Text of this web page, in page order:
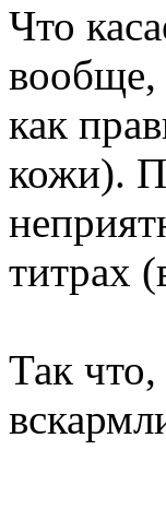
Что
вообще,
как
кожи).
титрах
Так